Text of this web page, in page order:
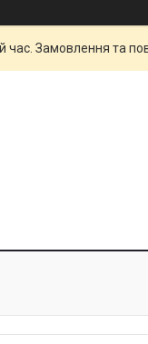
час. Замовлення та